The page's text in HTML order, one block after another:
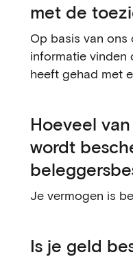
met de
Op basis van ons
informatie vinden
heeft gehad met
Hoeveel
wordt
Je vermogen is
Is je geld